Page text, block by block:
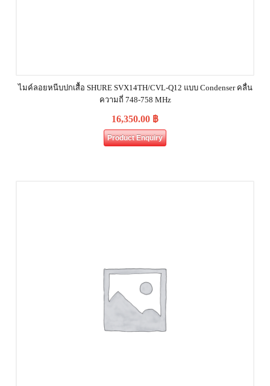
ไมค์ลอยหนีบปกเสื้อ SHURE SVX14TH/CVL-Q12 แบบ Condenser คลื่น
ความถี่ 748-758 MHz
16,350.00 ฿
Product Enquiry